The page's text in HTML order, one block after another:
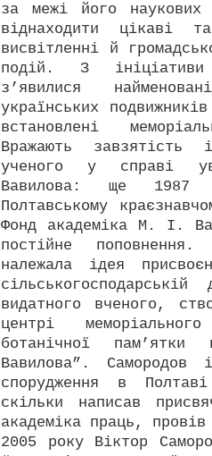
за межі його
віднаходити цікаві
висвітленні й
подій. З
з’явилися
українських
встановлені
Вражають завзятість
ученого у справі
Вавилова: ще
Полтавському
Фонд академіка М. І.
постійне
належала ідея
видатного вченого,
центрі
ботанічної
Вавилова”. Самородов
спорудження в
скільки написав
академіка праць, провів
2005 року Віктор